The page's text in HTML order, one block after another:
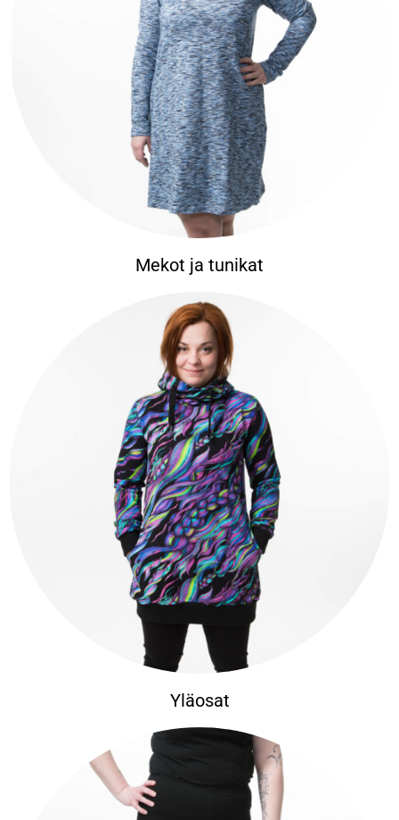
Mekot ja tunikat
Yläosat